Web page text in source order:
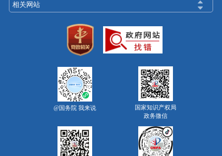
[2025-12-26 10:04]
[孟波] 二是京津冀知识产权协同发展彰显乘数效
应。三地知识产权管理部门签订深入推进知识产
权发展战略合作协议、知识产权执法协作协议、
冬奥会知识产权保护合作协议等，实现优势互
补、资源共享。完善知识产权快速协同保护机
制，三地10家国家级知识产权保护中心和快速维
权中心合作更加紧密，6家海外知识产权纠纷应对
指导地方工作平台实现“同事同标”。“京津冀检察
机关建立‘三必’跨区域全链条打击知识产权犯罪机
相关网站
@国务院 我来说
国家知识产权局
政务微信